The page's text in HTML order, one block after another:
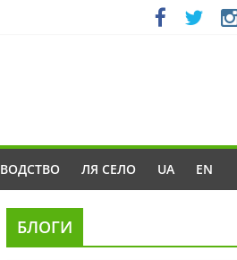
ЛЯ СЕЛО UA EN
БЛОГИ